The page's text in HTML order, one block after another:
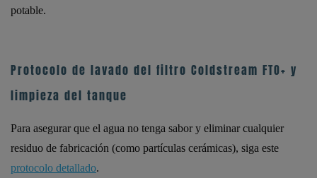
potable.
Protocolo de lavado del filtro Coldstream FTO+ y
limpieza del tanque
Para asegurar que el agua no tenga sabor y eliminar cualquier
residuo de fabricación (como partículas cerámicas), siga este
protocolo detallado.